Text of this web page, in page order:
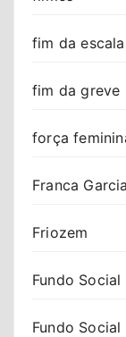
fim da
fim da greve
força
Franca Garcia
Friozem
Fundo Social
Fundo